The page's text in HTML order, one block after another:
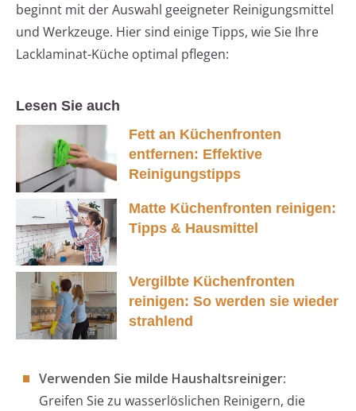
beginnt mit der Auswahl geeigneter Reinigungsmittel
und Werkzeuge. Hier sind einige Tipps, wie Sie Ihre
Lacklaminat-Küche optimal pflegen:
Lesen Sie auch
Fett an Küchenfronten
entfernen: Effektive
Reinigungstipps
Matte Küchenfronten reinigen:
Tipps & Hausmittel
Vergilbte Küchenfronten
reinigen: So werden sie wieder
strahlend
Verwenden Sie milde Haushaltsreiniger:
Greifen Sie zu wasserlöslichen Reinigern, die